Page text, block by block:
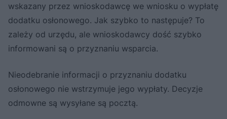
wskazany przez wnioskodawcę we wniosku o wypłatę
dodatku osłonowego. Jak szybko to następuje? To
zależy od urzędu, ale wnioskodawcy dość szybko
informowani są o przyznaniu wsparcia.
Nieodebranie informacji o przyznaniu dodatku
osłonowego nie wstrzymuje jego wypłaty. Decyzje
odmowne są wysyłane są pocztą.